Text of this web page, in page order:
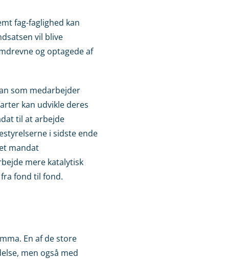
fag-faglighed kan
vil blive
og optagede af
som medarbejder
kan udvikle deres
til at arbejde
i sidste ende
mandat
mere katalytisk
fond til fond.
En af de store
men også med